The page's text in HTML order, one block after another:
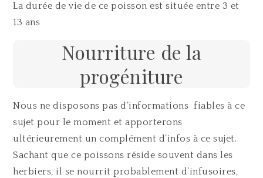
La durée de vie de ce poisson est située entre 3 et
13 ans
Nourriture de la
progéniture
Nous ne disposons pas d’informations fiables à ce
sujet pour le moment et apporterons
ultérieurement un complément d’infos à ce sujet.
Sachant que ce poissons réside souvent dans les
herbiers, il se nourrit probablement d’infusoires,